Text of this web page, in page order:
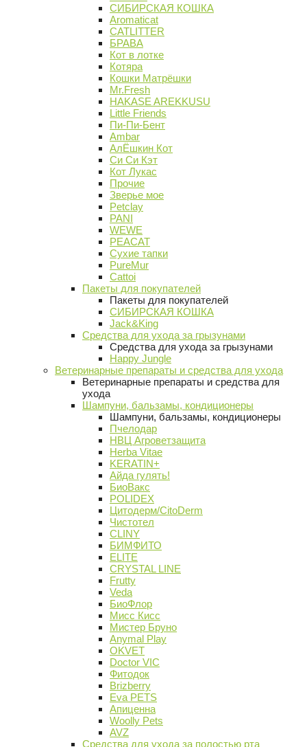
СИБИРСКАЯ КОШКА
Aromaticat
CATLITTER
БРАВА
Кот в лотке
Котяра
Кошки Матрёшки
Mr.Fresh
HAKASE AREKKUSU
Little Friends
Пи-Пи-Бент
Ambar
АлЁшкин Кот
Си Си Кэт
Кот Лукас
Прочие
Зверье мое
Petclay
PANI
WEWE
PEACAT
Сухие тапки
PureMur
Cattoi
Пакеты для покупателей
Пакеты для покупателей
СИБИРСКАЯ КОШКА
Jack&King
Средства для ухода за грызунами
Средства для ухода за грызунами
Happy Jungle
Ветеринарные препараты и средства для ухода
Ветеринарные препараты и средства для
ухода
Шампуни, бальзамы, кондиционеры
Шампуни, бальзамы, кондиционеры
Пчелодар
НВЦ Агроветзащита
Herba Vitae
KERATIN+
Айда гулять!
БиоВакс
POLIDEX
Цитодерм/CitoDerm
Чистотел
CLINY
БИМФИТО
ELITE
CRYSTAL LINE
Frutty
Veda
БиоФлор
Мисс Кисс
Мистер Бруно
Anymal Play
OKVET
Doctor VIC
Фитодок
Brizberry
Eva PETS
Апиценна
Woolly Pets
AVZ
Средства для ухода за полостью рта